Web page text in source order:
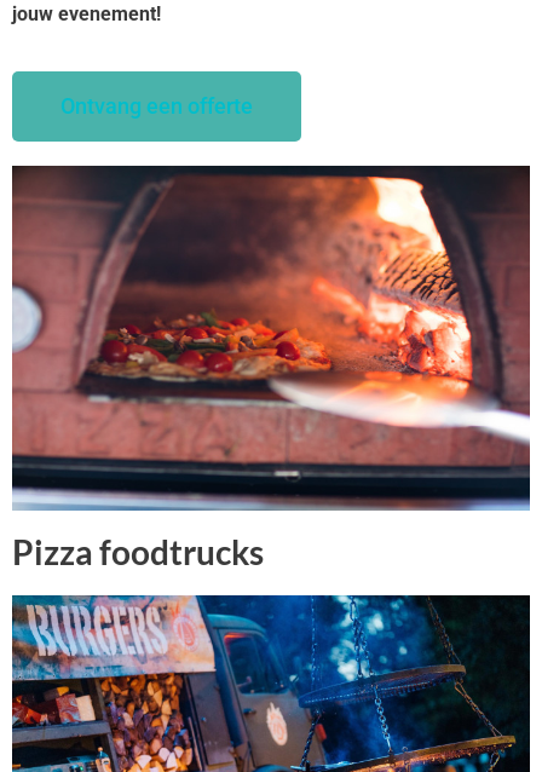
jouw evenement!
Ontvang een offerte
Pizza foodtrucks